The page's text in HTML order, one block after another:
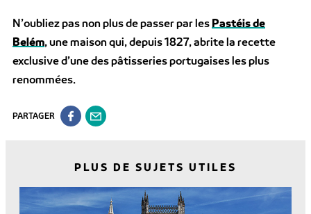
N’oubliez pas non plus de passer par les Pastéis de
Belém, une maison qui, depuis 1827, abrite la recette
exclusive d’une des pâtisseries portugaises les plus
renommées.
PARTAGER
PLUS DE SUJETS UTILES